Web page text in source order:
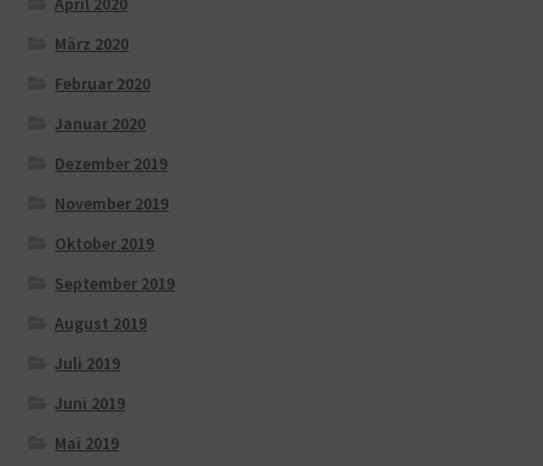
März 2020
Februar 2020
Januar 2020
Dezember 2019
November 2019
Oktober 2019
September 2019
August 2019
Juli 2019
Juni 2019
Mai 2019